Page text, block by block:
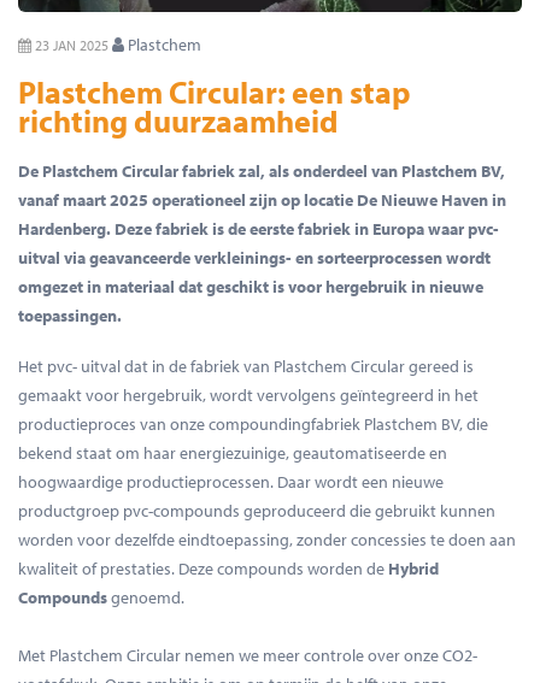
23 JAN 2025 Plastchem
Plastchem Circular: een stap
richting duurzaamheid
De Plastchem Circular fabriek zal, als onderdeel van Plastchem BV,
vanaf maart 2025 operationeel zijn op locatie De Nieuwe Haven in
Hardenberg. Deze fabriek is de eerste fabriek in Europa waar pvc-
uitval via geavanceerde verkleinings- en sorteerprocessen wordt
omgezet in materiaal dat geschikt is voor hergebruik in nieuwe
toepassingen.
Het pvc- uitval dat in de fabriek van Plastchem Circular gereed is
gemaakt voor hergebruik, wordt vervolgens geïntegreerd in het
productieproces van onze compoundingfabriek Plastchem BV, die
bekend staat om haar energiezuinige, geautomatiseerde en
hoogwaardige productieprocessen. Daar wordt een nieuwe
productgroep pvc-compounds geproduceerd die gebruikt kunnen
worden voor dezelfde eindtoepassing, zonder concessies te doen aan
kwaliteit of prestaties. Deze compounds worden de Hybrid
Compoundsgenoemd.
Met Plastchem Circular nemen we meer controle over onze CO2-